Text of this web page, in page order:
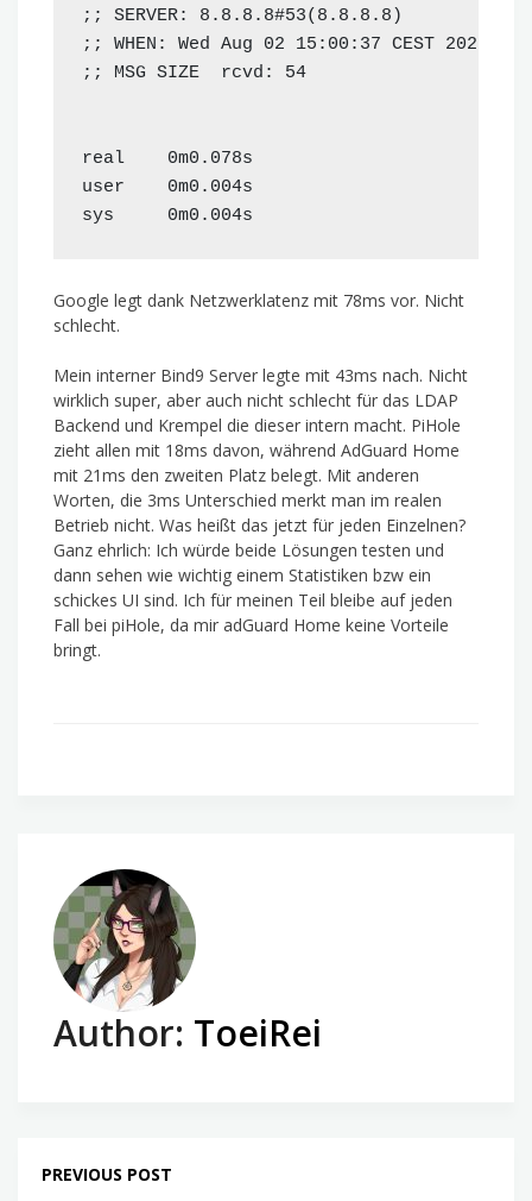
;; SERVER: 8.8.8.8#53(8.8.8.8)
;; WHEN: Wed Aug 02 15:00:37 CEST 2023
;; MSG SIZE  rcvd: 54
real    0m0.078s
user    0m0.004s
Google legt dank Netzwerklatenz mit 78ms vor. Nicht
schlecht.
Mein interner Bind9 Server legte mit 43ms nach. Nicht
wirklich super, aber auch nicht schlecht für das LDAP
Backend und Krempel die dieser intern macht. PiHole
zieht allen mit 18ms davon, während AdGuard Home
mit 21ms den zweiten Platz belegt. Mit anderen
Worten, die 3ms Unterschied merkt man im realen
Betrieb nicht. Was heißt das jetzt für jeden Einzelnen?
Ganz ehrlich: Ich würde beide Lösungen testen und
dann sehen wie wichtig einem Statistiken bzw ein
schickes UI sind. Ich für meinen Teil bleibe auf jeden
Fall bei piHole, da mir adGuard Home keine Vorteile
bringt.
Author: ToeiRei
PREVIOUS POST